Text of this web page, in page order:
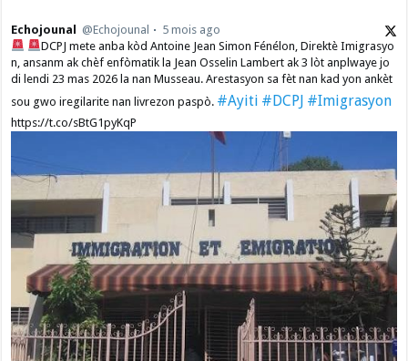
Echojounal @Echojounal
5 mois ago
DCPJ mete anba kòd Antoine Jean Simon Fénélon, Direktè Imigrasyo
n, ansanm ak chèf enfòmatik la Jean Osselin Lambert ak 3 lòt anplwaye jo
di lendi 23 mas 2026 la nan Musseau. Arestasyon sa fèt nan kad yon ankèt
sou gwo iregilarite nan livrezon paspò. #Ayiti #DCPJ #Imigrasyon
https://t.co/sBtG1pyKqP